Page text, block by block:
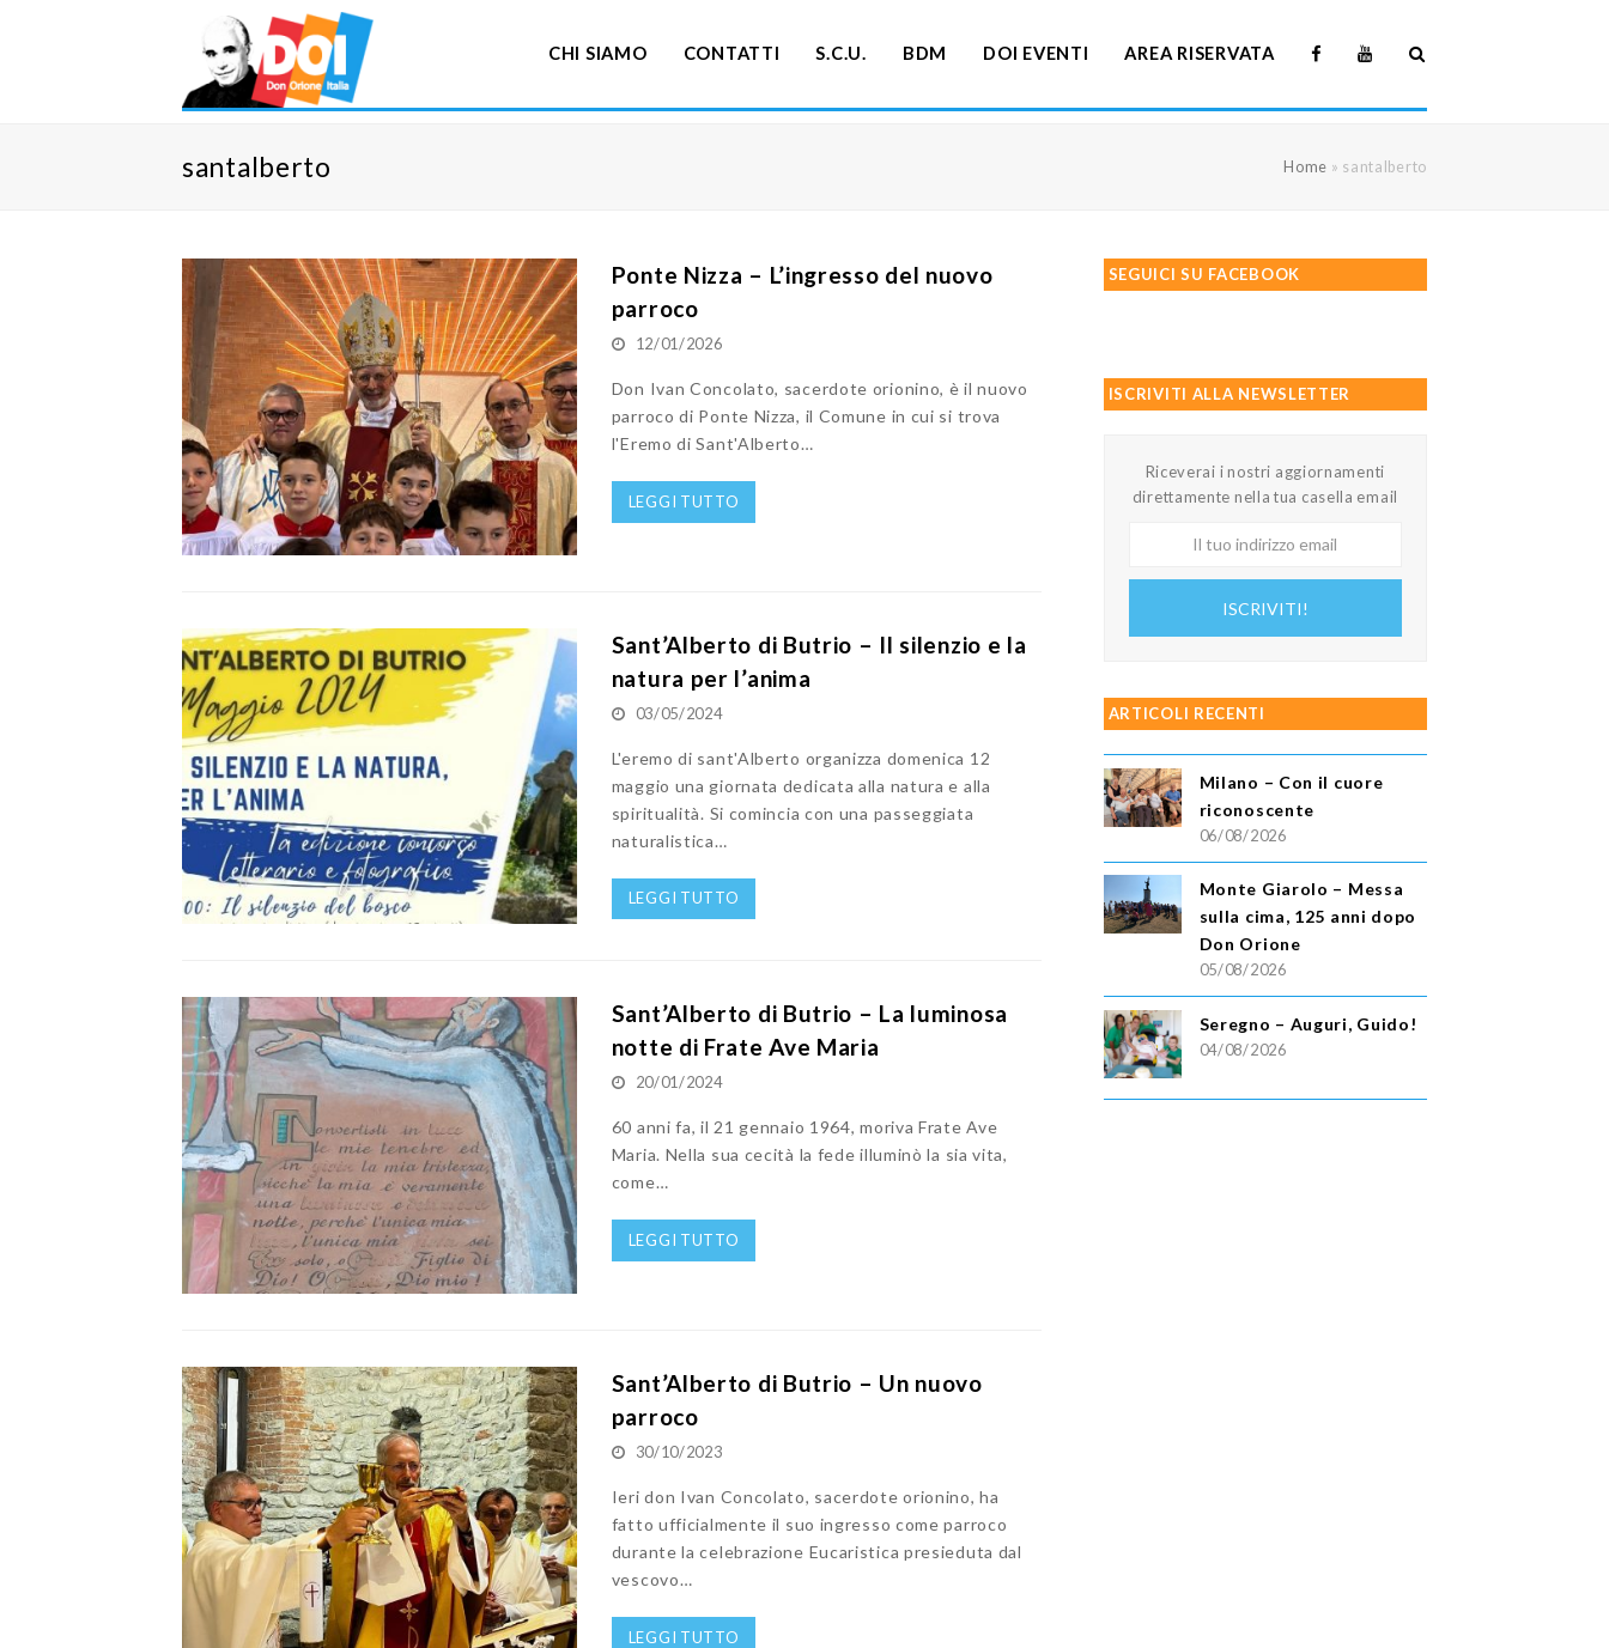
CHI SIAMO CONTATTI S.C.U. BDM DOI EVENTI AREA RISERVATA
santalberto Home » santalberto
Ponte Nizza – L’ingresso del nuovo
parroco
12/01/2026
Don Ivan Concolato, sacerdote orionino, è il nuovo
parroco di Ponte Nizza, il Comune in cui si trova
l'Eremo di Sant'Alberto…
LEGGI TUTTO
Sant’Alberto di Butrio – Il silenzio e la
natura per l’anima
03/05/2024
L'eremo di sant'Alberto organizza domenica 12
maggio una giornata dedicata alla natura e alla
spiritualità. Si comincia con una passeggiata
naturalistica…
LEGGI TUTTO
Sant’Alberto di Butrio – La luminosa
notte di Frate Ave Maria
20/01/2024
60 anni fa, il 21 gennaio 1964, moriva Frate Ave
Maria. Nella sua cecità la fede illuminò la sia vita,
come…
LEGGI TUTTO
Sant’Alberto di Butrio – Un nuovo
parroco
30/10/2023
Ieri don Ivan Concolato, sacerdote orionino, ha
fatto ufficialmente il suo ingresso come parroco
durante la celebrazione Eucaristica presieduta dal
vescovo…
LEGGI TUTTO
SEGUICI SU FACEBOOK
ISCRIVITI ALLA NEWSLETTER
Riceverai i nostri aggiornamenti
direttamente nella tua casella email
ISCRIVITI!
ARTICOLI RECENTI
Milano – Con il cuore
riconoscente
06/08/2026
Monte Giarolo – Messa
sulla cima, 125 anni dopo
Don Orione
05/08/2026
Seregno – Auguri, Guido!
04/08/2026